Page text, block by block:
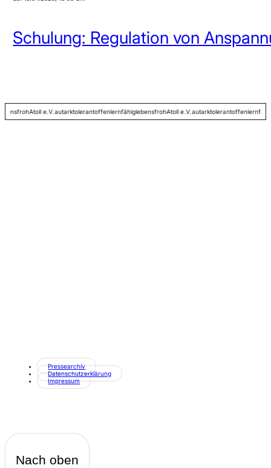
Schulung: Regulation von
lebensfrohAtoll e.V.autarktolerantoffenlernfähiglebensfrohAtoll e.V.autarktolerantoffen
Pressearchiv
Datenschutzerklärung
Impressum
Nach oben